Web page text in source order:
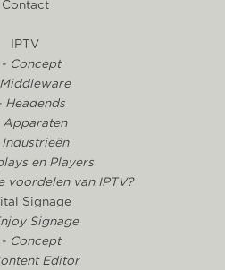
Contact
IPTV
- Concept
Headends
Apparaten
Industrieën
en Players
voordelen van IPTV?
Signage
Signage
- Concept
Editor